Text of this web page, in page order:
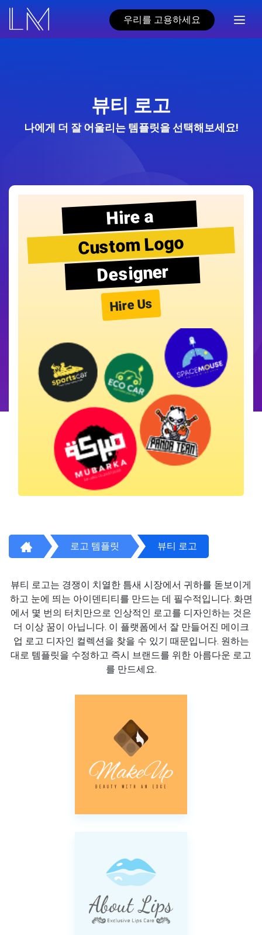
우리를 고용하세요
뷰티 로고
나에게 더 잘 어울리는 템플릿을 선택해보세요!
Hire a
Custom Logo
Designer
Hire Us
로고 템플릿 뷰티 로고
뷰티 로고는 경쟁이 치열한 틈새 시장에서 귀하를 돋보이게
하고 눈에 띄는 아이덴티티를 만드는 데 필수적입니다. 화면
에서 몇 번의 터치만으로 인상적인 로고를 디자인하는 것은
더 이상 꿈이 아닙니다. 이 플랫폼에서 잘 만들어진 메이크
업 로고 디자인 컬렉션을 찾을 수 있기 때문입니다. 원하는
대로 템플릿을 수정하고 즉시 브랜드를 위한 아름다운 로고
를 만드세요.